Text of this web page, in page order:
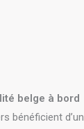
belge à bord
bénéficient d’un